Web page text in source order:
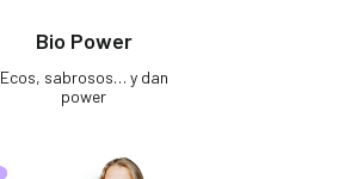
Bio Power
Ecos, sabrosos… y dan
power